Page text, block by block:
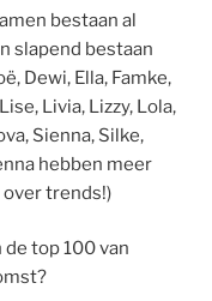
bestaan al
slapend bestaan
Dewi, Ella, Famke,
Livia, Lizzy, Lola,
Sienna, Silke,
hebben meer
trends!)
top 100 van